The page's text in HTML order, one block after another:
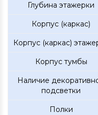
Глубина этажерки
Корпус (каркас)
Корпус (каркас)
Корпус тумбы
Наличие
подсветки
Полки